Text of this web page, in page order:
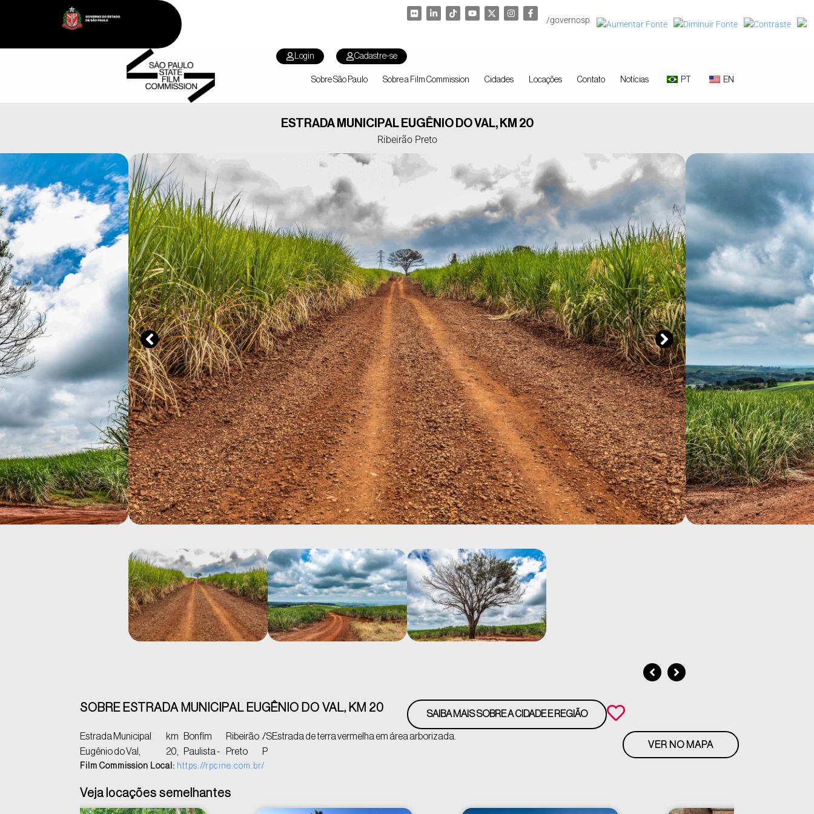
/governosp
Login Cadastre-se
Sobre São Paulo Sobre a Film Commission Cidades Locações Contato Notícias PT EN
ESTRADA MUNICIPAL EUGÊNIO DO VAL, KM 20
Ribeirão Preto
SOBRE ESTRADA MUNICIPAL EUGÊNIO DO VAL, KM 20 SAIBA MAIS SOBRE A CIDADE E REGIÃO
Estrada Municipal
Eugênio do Val,
km
20,
Bonfim
Paulista -
Ribeirão
Preto
/S
P
Estrada de terra vermelha em área arborizada.
VER NO MAPA
Film Commission Local: https://rpcine.com.br/
Veja locações semelhantes